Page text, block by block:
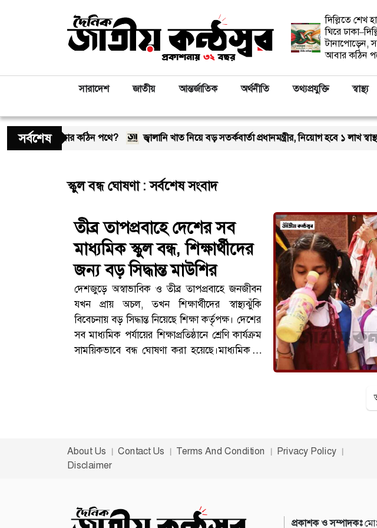
দিল্লিতে শেখ
ঘিরে
টানাপোড়েন,
আবার কঠিন
সারাদেশ জাতীয় আন্তর্জাতিক অর্থনীতি তথ্যপ্রযুক্তি স্বাস্থ্য
সর্বশেষ
সম্পর্ক কি আবার কঠিন পথে? জ্বালানি খাত নিয়ে বড় সতর্কবার্তা প্রধানমন্ত্রীর, নিয়োগ হবে ১ লাখ
স্কুল বন্ধ ঘোষণা : সর্বশেষ সংবাদ
তীব্র তাপপ্রবাহে দেশের সব
মাধ্যমিক স্কুল বন্ধ, শিক্ষার্থীদের
জন্য বড় সিদ্ধান্ত মাউশির
দেশজুড়ে অস্বাভাবিক ও তীব্র তাপপ্রবাহে জনজীবন
যখন প্রায় অচল, তখন শিক্ষার্থীদের স্বাস্থ্যঝুঁকি
বিবেচনায় বড় সিদ্ধান্ত নিয়েছে শিক্ষা কর্তৃপক্ষ। দেশের
সব মাধ্যমিক পর্যায়ের শিক্ষাপ্রতিষ্ঠানে শ্রেণি কার্যক্রম
সাময়িকভাবে বন্ধ ঘোষণা করা হয়েছে।মাধ্যমিক ও
যে বাইরে বের হওয়া কষ্টসাধ্য হয়ে পড়েছে।
আবহাওয়া অধিদপ্তরের পূর্বাভাস অনুযায়ী, আগামী
কোথাও কোথাও তাপমাত্রা স্বাভাবিকের চেয়ে অনেক
বেশি রেকর্ড করা হচ্ছে।বিশেষজ্ঞরা বলছেন, বাতাসে
About Us Contact Us Terms And Condition
Privacy Policy
Disclaimer
প্রকাশক ও সম্পাদকঃ